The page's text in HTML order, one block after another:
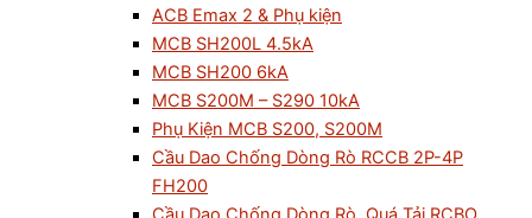
ACB Emax 2 & Phụ kiện
MCB SH200L 4.5kA
MCB SH200 6kA
MCB S200M – S290 10kA
Phụ Kiện MCB S200, S200M
Cầu Dao Chống Dòng Rò RCCB 2P-4P
FH200